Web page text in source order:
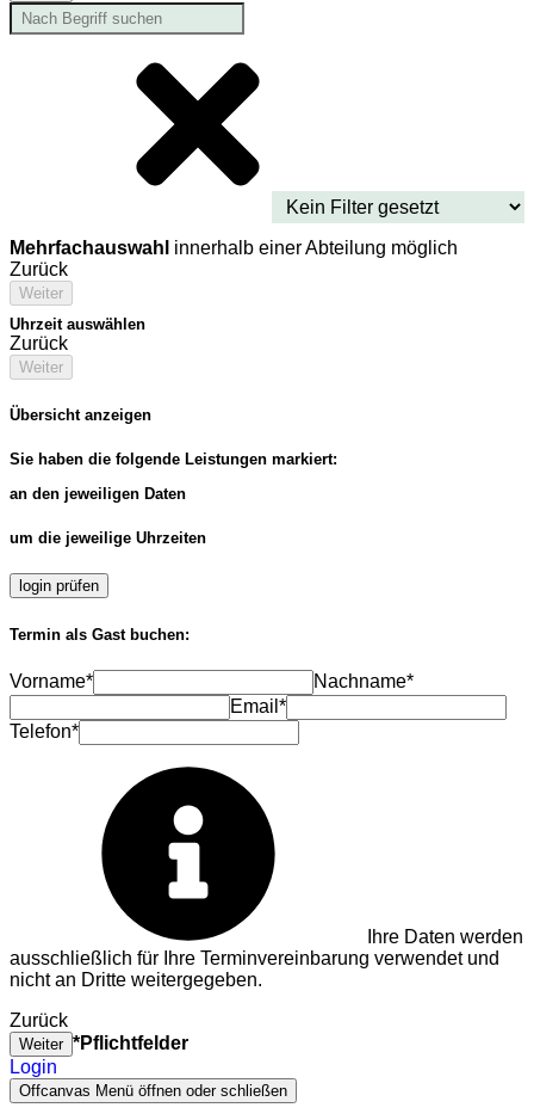
Mehrfachauswahl innerhalb einer Abteilung möglich
Zurück
Weiter
Uhrzeit auswählen
Zurück
Weiter
Übersicht anzeigen
Sie haben die folgende Leistungen markiert:
an den jeweiligen Daten
um die jeweilige Uhrzeiten
login prüfen
Termin als Gast buchen:
Vorname*
Nachname*
Email*
Telefon*
Ihre Daten werden
ausschließlich für Ihre Terminvereinbarung verwendet und
nicht an Dritte weitergegeben.
Zurück
Weiter *Pflichtfelder
Login
Offcanvas Menü öffnen oder schließen